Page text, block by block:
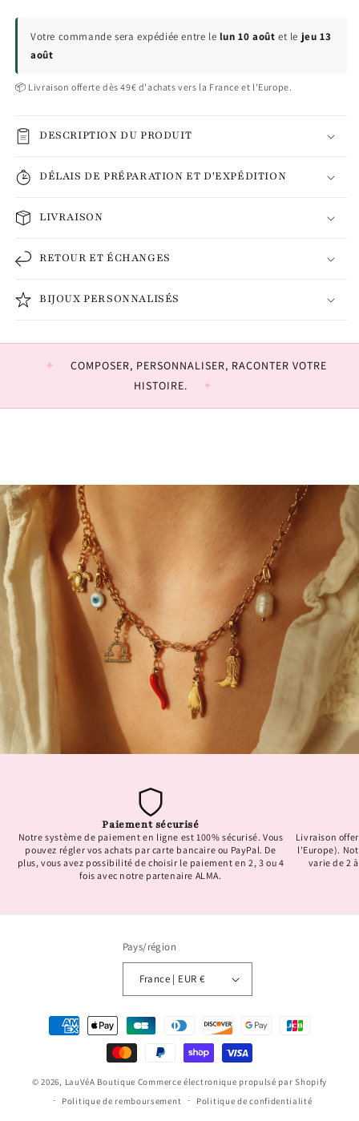
Votre commande sera expédiée entre le lun 10 août et le jeu 13
août
📦 Livraison offerte dès 49€ d'achats vers la France et l'Europe.
DESCRIPTION DU PRODUIT
DÉLAIS DE PRÉPARATION ET D'EXPÉDITION
LIVRAISON
RETOUR ET ÉCHANGES
BIJOUX PERSONNALISÉS
COMPOSER, PERSONNALISER, RACONTER VOTRE
HISTOIRE.
Paiement sécurisé
Notre système de paiement en ligne est 100% sécurisé. Vous
pouvez régler vos achats par carte bancaire ou PayPal. De
plus, vous avez possibilité de choisir le paiement en 2, 3 ou 4
fois avec notre partenaire ALMA.
Livraison
l'Europe).
varie de 2
Pays/région
France | EUR €
Moyens
© 2026, LauVéA Boutique Commerce électronique propulsé par Shopify
Politique de remboursement
Politique de confidentialité